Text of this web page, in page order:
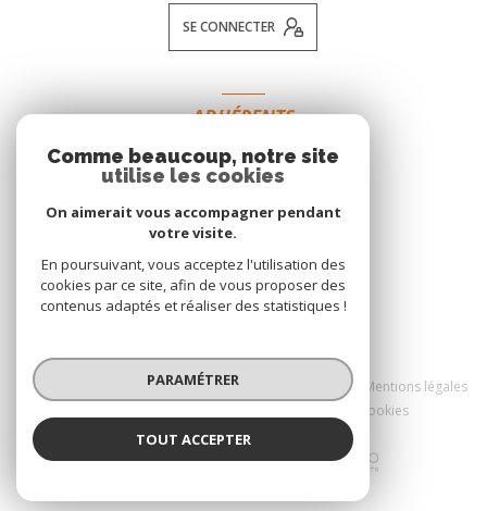
SE CONNECTER
ADHÉRENTS
NOUS ADHÉRONS
Nos honoraires
Nos partenaires
Mentions légales
Cookies
Réalisé par :
Comme beaucoup, notre site
utilise les cookies
On aimerait vous accompagner pendant
votre visite.
En poursuivant, vous acceptez l'utilisation des
cookies par ce site, afin de vous proposer des
contenus adaptés et réaliser des statistiques !
PARAMÉTRER
TOUT ACCEPTER